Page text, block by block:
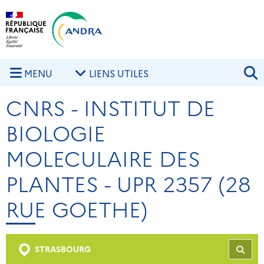
Aller au contenu principal
MENU LIENS UTILES
CNRS - INSTITUT DE
BIOLOGIE
MOLECULAIRE DES
PLANTES - UPR 2357 (28
RUE GOETHE)
STRASBOURG